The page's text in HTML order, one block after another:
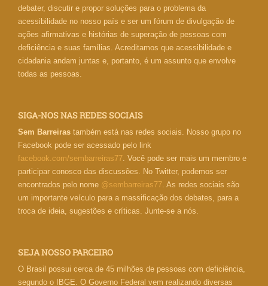
debater, discutir e propor soluções para o problema da
acessibilidade no nosso país e ser um fórum de divulgação de
ações afirmativas e histórias de superação de pessoas com
deficiência e suas famílias. Acreditamos que acessibilidade e
cidadania andam juntas e, portanto, é um assunto que envolve
todas as pessoas.
SIGA-NOS NAS REDES SOCIAIS
Sem Barreiras também está nas redes sociais. Nosso grupo no
Facebook pode ser acessado pelo link
facebook.com/sembarreiras77 . Você pode ser mais um membro e
participar conosco das discussões. No Twitter, podemos ser
encontrados pelo nome @sembarreiras77 . As redes sociais são
um importante veículo para a massificação dos debates, para a
troca de ideia, sugestões e críticas. Junte-se a nós.
SEJA NOSSO PARCEIRO
O Brasil possui cerca de 45 milhões de pessoas com deficiência,
segundo o IBGE. O Governo Federal vem realizando diversas